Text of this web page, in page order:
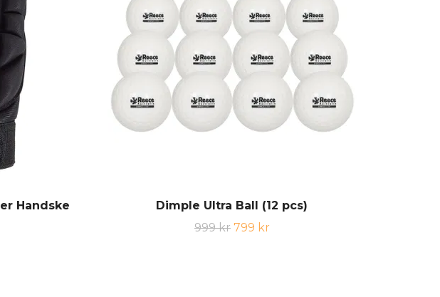
Handske
Dimple Ultra Ball (12 pcs)
999 kr 799 kr